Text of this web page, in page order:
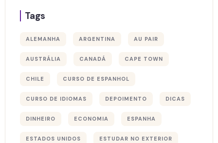
Tags
ALEMANHA ARGENTINA AU PAIR
AUSTRÁLIA CANADÁ CAPE TOWN
CHILE CURSO DE ESPANHOL
CURSO DE IDIOMAS DEPOIMENTO DICAS
DINHEIRO ECONOMIA ESPANHA
ESTADOS UNIDOS ESTUDAR NO EXTERIOR